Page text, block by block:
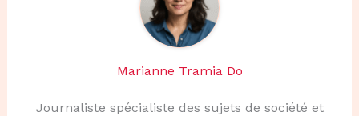
Marianne Tramia Do
Journaliste spécialiste des sujets de société et